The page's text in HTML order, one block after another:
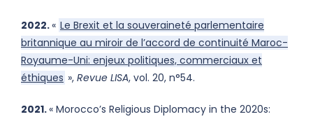
2022.« Le Brexit et la souveraineté parlementaire
britannique au miroir de l’accord de continuité Maroc-
Royaume-Uni: enjeux politiques, commerciaux et
éthiques », Revue LISA, vol. 20, n°54.
2021.« Morocco’s Religious Diplomacy in the 2020s: